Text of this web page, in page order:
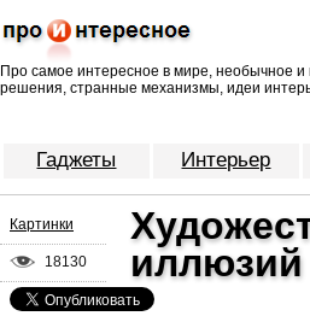
Про самое интересное в мире, необычное
решения, странные механизмы, идеи
Гаджеты Интерьер
Картинки
18130
иллюзий